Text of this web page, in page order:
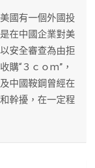
國有一個外國投
在中國企業對美
安全審查為由拒
購“３ｃｏｍ”，
中國鞍鋼曾經在
幹擾，在一定程